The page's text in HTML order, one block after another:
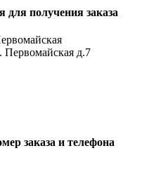
для получения заказа
Первомайская д.7
заказа и телефона